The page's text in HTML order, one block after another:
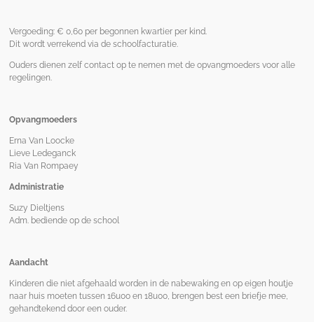
Vergoeding: € 0,60 per begonnen kwartier per kind.
Dit wordt verrekend via de schoolfacturatie.
Ouders dienen zelf contact op te nemen met de opvangmoeders voor alle
regelingen.
Opvangmoeders
Erna Van Loocke
Lieve Ledeganck
Ria Van Rompaey
Administratie
Suzy Dieltjens
Adm. bediende op de school
Aandacht
Kinderen die niet afgehaald worden in de nabewaking en op eigen houtje
naar huis moeten tussen 16u00 en 18u00, brengen best een briefje mee,
gehandtekend door een ouder.